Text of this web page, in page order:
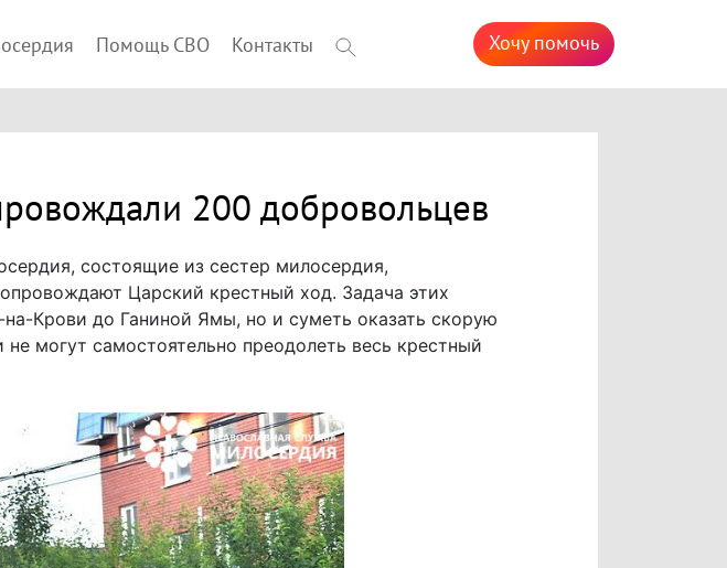
Помощь СВО Контакты Хочу помочь
200 добровольцев
состоящие из сестер милосердия,
Царский крестный ход. Задача этих
Крови до Ганиной Ямы, но и суметь оказать скорую
могут самостоятельно преодолеть весь крестный